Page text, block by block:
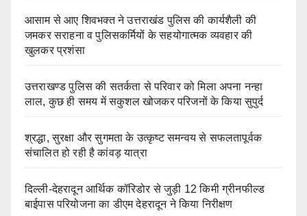
आसाम से आए शिवभक्त ने उत्तराखंड पुलिस की कार्यशैली की
जमकर सराहना व पुलिसकर्मियों के सहयोगात्मक व्यवहार की
खुलकर प्रशंसा
उत्तराखण्ड पुलिस की सतर्कता से परिवार को मिला अपना नन्हा
लाल, कुछ ही समय में सकुशल खोजकर परिजनों के किया सुपुर्द
श्रद्धा, सुरक्षा और सुगमता के उत्कृष्ट समन्वय से सफलतापूर्वक
संचालित हो रही है कांवड़ यात्रा
दिल्ली-देहरादून आर्थिक कॉरिडोर से जुड़ी 12 किमी ग्रीनफील्ड
बाईपास परियोजना का डीएम देहरादून ने किया निरीक्षण